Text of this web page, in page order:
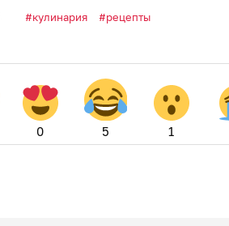
кулинария рецепты
0 5 1